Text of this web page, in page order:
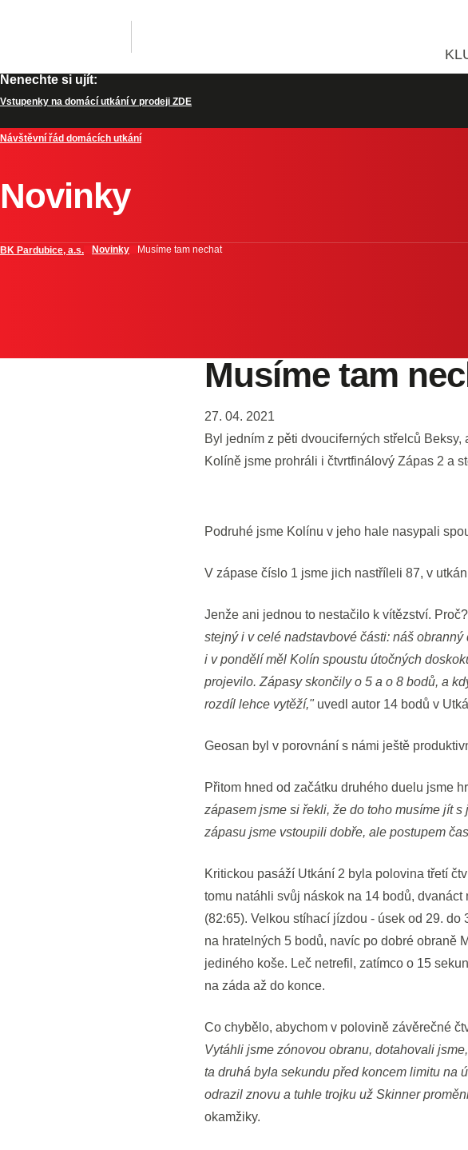
Nenechte si ujít:
Vstupenky na domácí utkání v prodeji ZDE
Návštěvní řád domácích utkání
Novinky
BK Pardubice, a.s. Novinky Musíme tam nechat
Musíme tam
27. 04. 2021
Byl jedním z pěti dvouciferných střelců
Kolíně jsme prohráli i čtvrtfinálový Zápas 2 a
Podruhé jsme Kolínu v jeho hale nasypali
V zápase číslo 1 jsme jich nastříleli 87, v
Jenže ani jednou to nestačilo k vítězství. Proč?
stejný i v celé nadstavbové části: náš obranný
i v pondělí měl Kolín spoustu útočných
projevilo. Zápasy skončily o 5 a o 8 bodů, a
rozdíl lehce vytěží," uvedl autor 14 bodů v
Geosan byl v porovnání s námi ještě
Přitom hned od začátku druhého duelu jsme
zápasem jsme si řekli, že do toho musíme jít
zápasu jsme vstoupili dobře, ale postupem
Kritickou pasáží Utkání 2 byla polovina třetí
tomu natáhli svůj náskok na 14 bodů,
(82:65). Velkou stíhací jízdou - úsek od 29.
na hratelných 5 bodů, navíc po dobré obraně
jediného koše. Leč netrefil, zatímco o 15
na záda až do konce.
Co chybělo, abychom v polovině závěrečné
Vytáhli jsme zónovou obranu, dotahovali
ta druhá byla sekundu před koncem limitu na
odrazil znovu a tuhle trojku už Skinner
okamžiky.